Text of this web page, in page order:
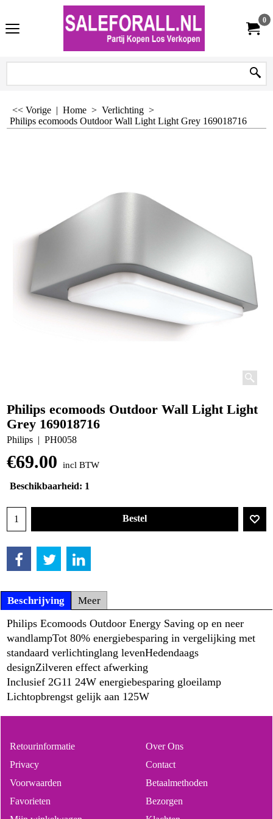
0
<< Vorige | Home > Verlichting >
Philips ecomoods Outdoor Wall Light Light Grey 169018716
Philips ecomoods Outdoor Wall Light Light
Grey 169018716
Philips PH0058
€69.00 incl BTW
Beschikbaarheid: 1
Bestel
Beschrijving Meer
Philips Ecomoods Outdoor Energy Saving op en neer
wandlampTot 80% energiebesparing in vergelijking met
standaard verlichtinglang levenHedendaags
designZilveren effect afwerking
Inclusief 2G11 24W energiebesparing gloeilamp
Lichtopbrengst gelijk aan 125W
Over Ons
Contact
Betaalmethoden
Bezorgen
Retourinformatie
Privacy
Voorwaarden
Favorieten